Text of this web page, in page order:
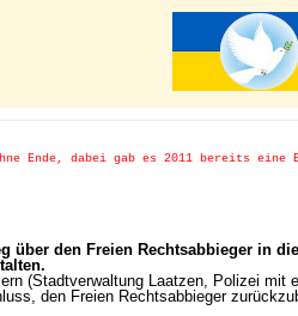
Ende, dabei gab es 2011 bereits eine
über den Freien Rechtsabbieger in
(Stadtverwaltung Laatzen, Polizei mit
den Freien Rechtsabbieger